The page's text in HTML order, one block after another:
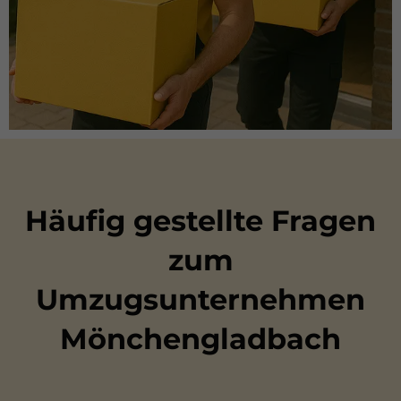
Häufig gestellte Fragen
zum
Umzugsunternehmen
Mönchengladbach